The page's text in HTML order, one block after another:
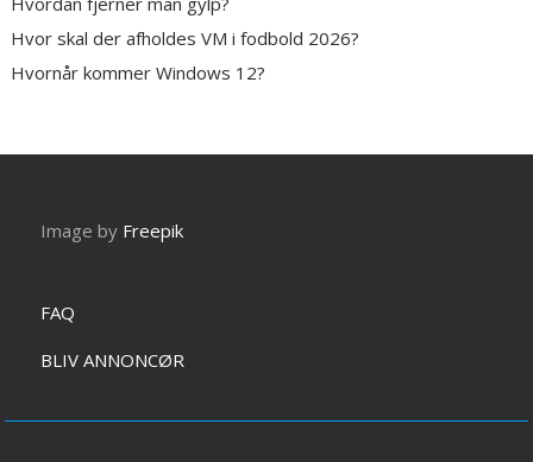
Hvor skal der afholdes VM i fodbold 2026?
Hvornår kommer Windows 12?
Image by Freepik
FAQ
BLIV ANNONCØR